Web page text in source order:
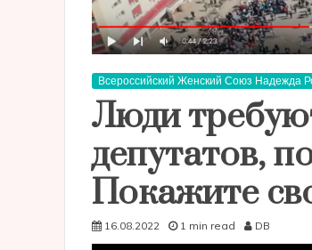
Всероссийский Женский Союз Надежда
Люди
депутатов,
Покажите
16.08.2022 1 min read DB